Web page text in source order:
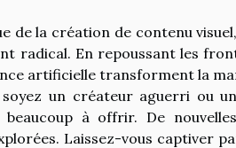
de la création de contenu
radical. En repoussant les
artificielle transforment la
un créateur aguerri ou
à offrir. De
Laissez-vous captiver